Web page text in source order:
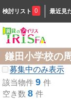
検討リスト 0 最近見
鎌田小学校の
募集中のみ表示
該当物件 9 件
空き数 8 件